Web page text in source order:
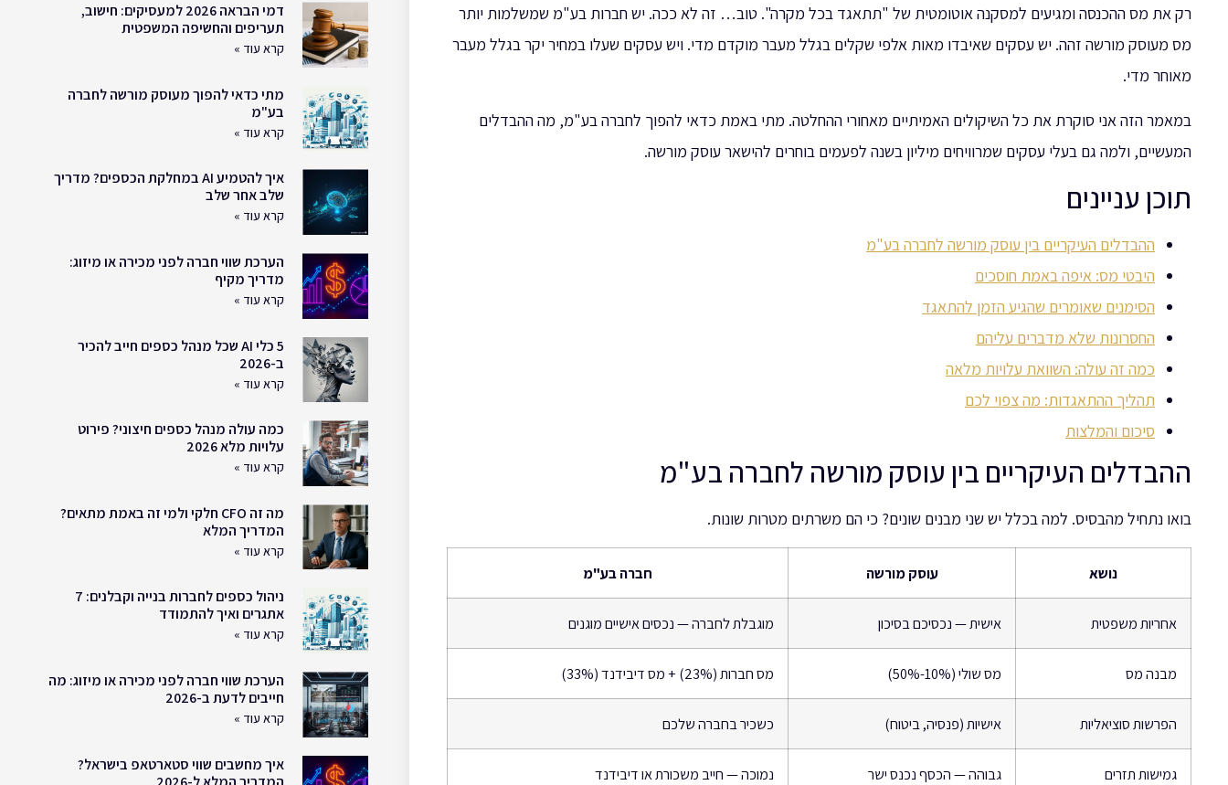
רק את מס ההכנסה ומגיעים למסקנה אוטומטית של "תתאגד בכל מקרה". טוב… זה לא ככה. יש חברות בע"מ שמשלמות יותר
מס מעוסק מורשה זהה. יש עסקים שאיבדו מאות אלפי שקלים בגלל מעבר מוקדם מדי. ויש עסקים שעלו במחיר יקר בגלל מעבר
מאוחר מדי.
במאמר הזה אני סוקרת את כל השיקולים האמיתיים מאחורי ההחלטה. מתי באמת כדאי להפוך לחברה בע"מ, מה ההבדלים
המעשיים, ולמה גם בעלי עסקים שמרוויחים מיליון בשנה לפעמים בוחרים להישאר עוסק מורשה.
תוכן עניינים
ההבדלים העיקריים בין עוסק מורשה לחברה בע"מ
היבטי מס: איפה באמת חוסכים
הסימנים שאומרים שהגיע הזמן להתאגד
החסרונות שלא מדברים עליהם
כמה זה עולה: השוואת עלויות מלאה
תהליך ההתאגדות: מה צפוי לכם
סיכום והמלצות
ההבדלים העיקריים בין עוסק מורשה לחברה בע"מ
בואו נתחיל מהבסיס. למה בכלל יש שני מבנים שונים? כי הם משרתים מטרות שונות.
נושא עוסק מורשה חברה בע"מ
אחריות משפטית אישית — נכסיכם בסיכון מוגבלת לחברה — נכסים אישיים מוגנים
מבנה מס מס שולי (10%-50%) מס חברות (23%) + מס דיבידנד (33%)
הפרשות סוציאליות אישיות (פנסיה, ביטוח) כשכיר בחברה שלכם
גמישות תזרים גבוהה — הכסף נכנס ישר נמוכה — חייב משכורת או דיבידנד
דמי הבראה 2026 למעסיקים: חישוב,
תעריפים והחשיפה המשפטית
קרא עוד »
מתי כדאי להפוך מעוסק מורשה לחברה
בע"מ
קרא עוד »
איך להטמיע AI במחלקת הכספים? מדריך
שלב אחר שלב
קרא עוד »
הערכת שווי חברה לפני מכירה או מיזוג:
מדריך מקיף
קרא עוד »
5 כלי AI שכל מנהל כספים חייב להכיר
ב-2026
קרא עוד »
כמה עולה מנהל כספים חיצוני? פירוט
עלויות מלא 2026
קרא עוד »
מה זה CFO חלקי ולמי זה באמת מתאים?
המדריך המלא
קרא עוד »
ניהול כספים לחברות בנייה וקבלנים: 7
אתגרים ואיך להתמודד
קרא עוד »
הערכת שווי חברה לפני מכירה או מיזוג: מה
חייבים לדעת ב-2026
קרא עוד »
איך מחשבים שווי סטארטאפ בישראל?